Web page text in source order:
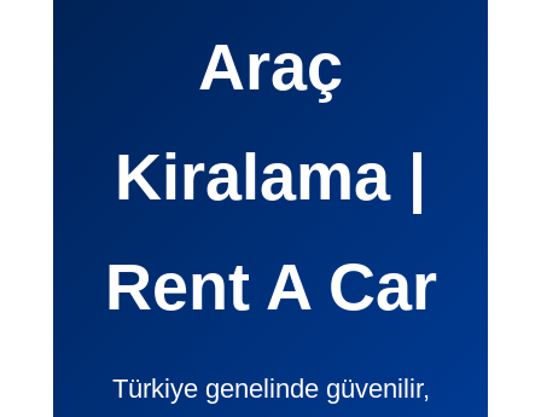
Araç
Kiralama |
Rent A Car
Türkiye genelinde güvenilir,